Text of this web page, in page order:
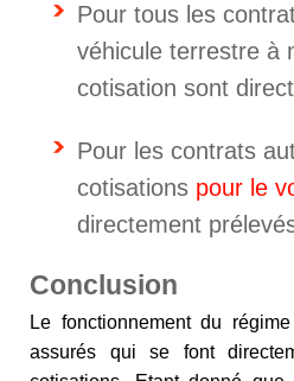
Pour tous les
véhicule terrestre à
cotisation sont
Pour les contrats
cotisations pour le
directement
Conclusion
Le fonctionnement du
assurés qui se font